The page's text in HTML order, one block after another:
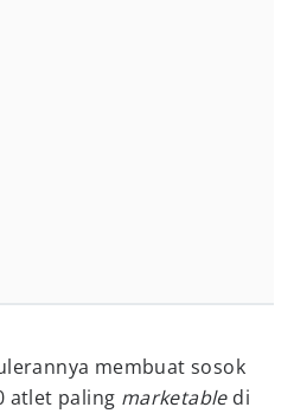
membuat sosok
atlet paling marketable di